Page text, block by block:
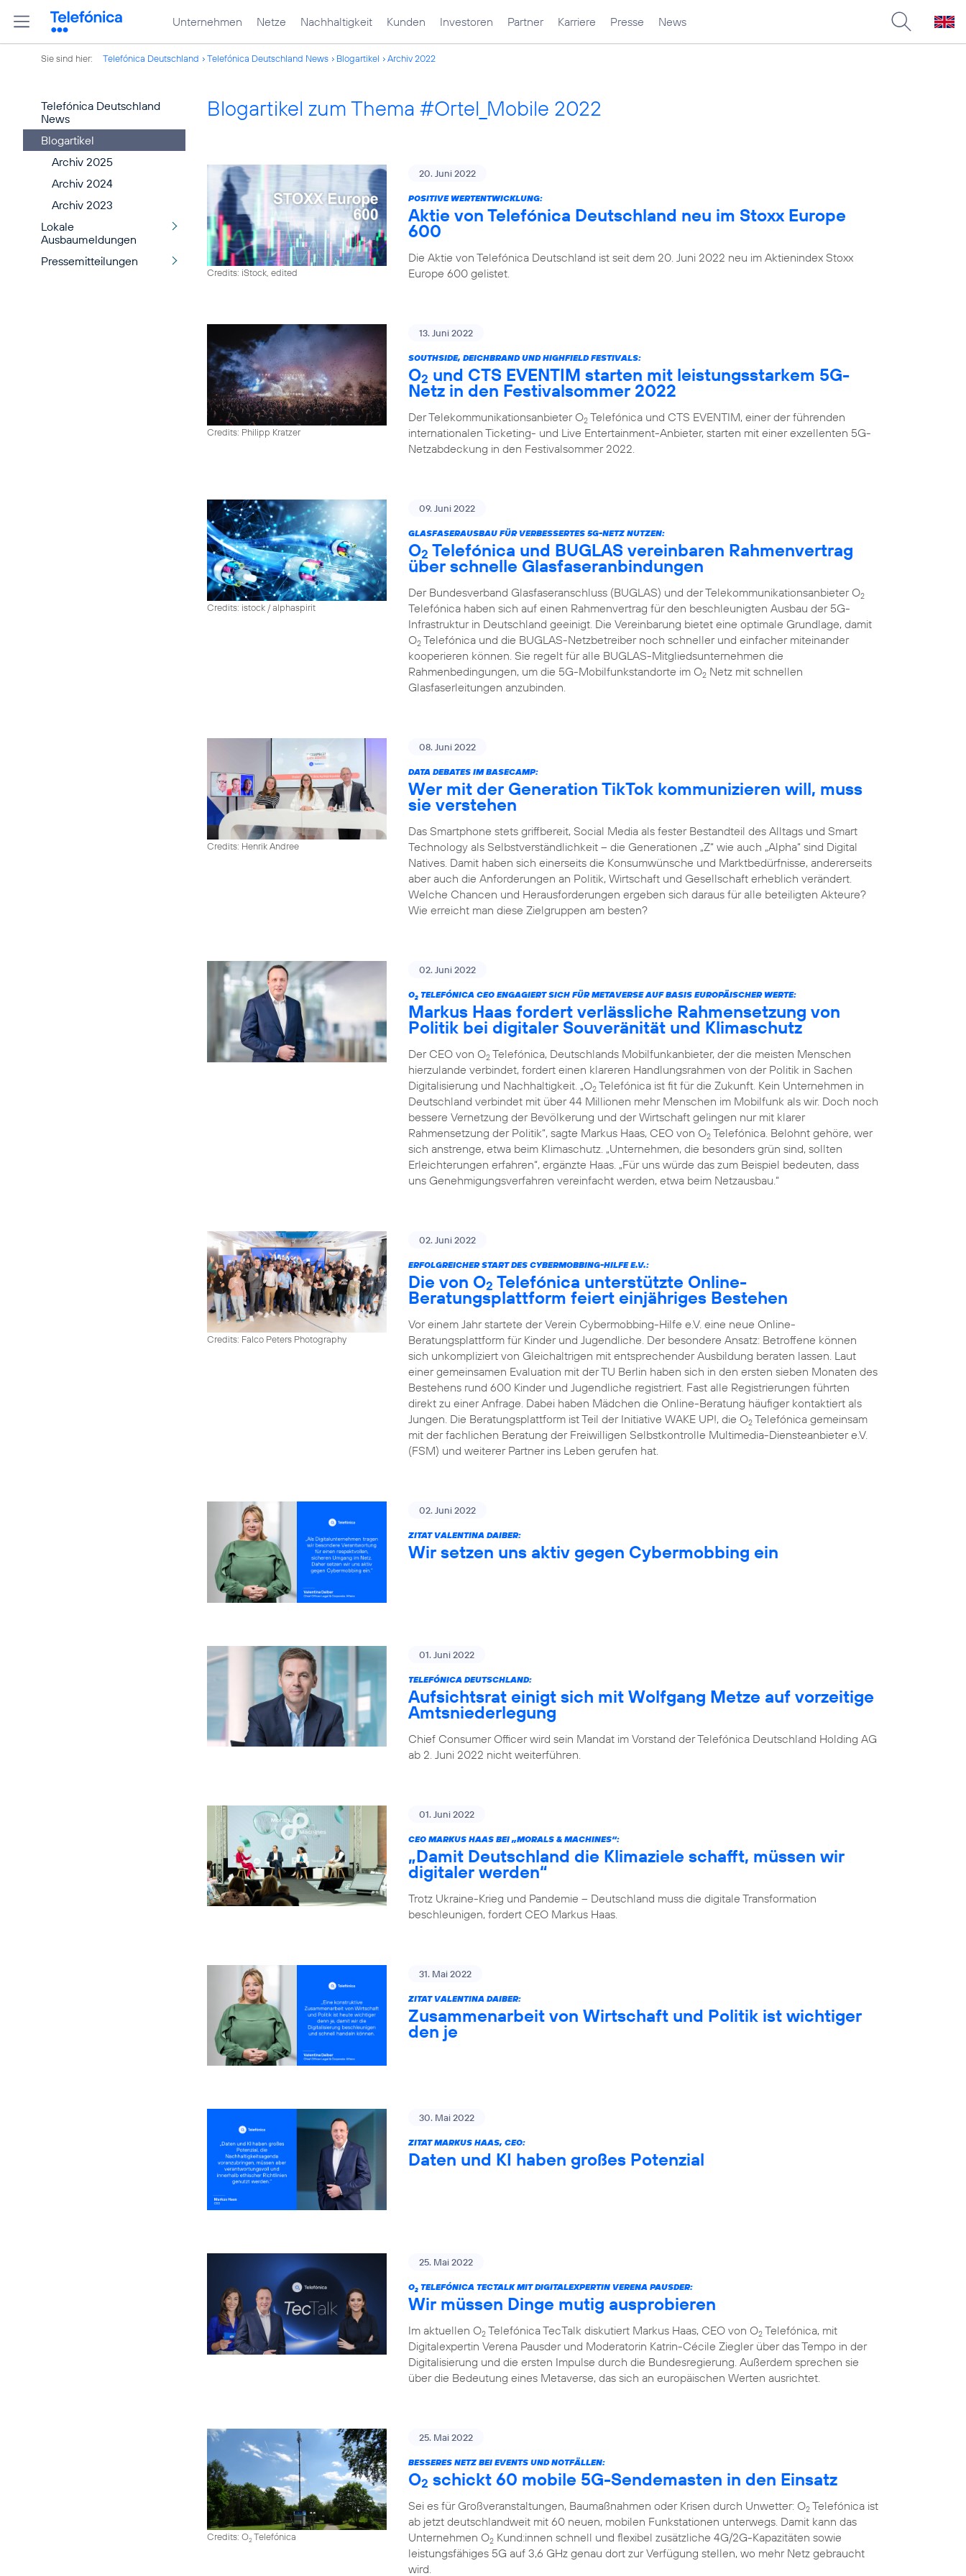
Unternehmen Netze Nachhaltigkeit Kunden Investoren Partner Karriere Presse News
Sie sind hier: Telefónica Deutschland Telefónica Deutschland News Blogartikel Archiv 2022
Telefónica Deutschland
News
Blogartikel
Archiv 2025
Archiv 2024
Archiv 2023
Lokale
Ausbaumeldungen
Pressemitteilungen
Blogartikel zum Thema #Ortel_Mobile 2022
Credits: iStock, edited
20. Juni 2022
POSITIVE WERTENTWICKLUNG:
Aktie von Telefónica Deutschland neu im Stoxx Europe
600
Die Aktie von Telefónica Deutschland ist seit dem 20. Juni 2022 neu im Aktienindex Stoxx
Europe 600 gelistet.
Credits: Philipp Kratzer
13. Juni 2022
SOUTHSIDE, DEICHBRAND UND HIGHFIELD FESTIVALS:
O2 und CTS EVENTIM starten mit leistungsstarkem 5G-
Netz in den Festivalsommer 2022
Der Telekommunikationsanbieter O2 Telefónica und CTS EVENTIM, einer der führenden
internationalen Ticketing- und Live Entertainment-Anbieter, starten mit einer exzellenten 5G-
Netzabdeckung in den Festivalsommer 2022.
Credits: istock / alphaspirit
09. Juni 2022
GLASFASERAUSBAU FÜR VERBESSERTES 5G-NETZ NUTZEN:
O2 Telefónica und BUGLAS vereinbaren Rahmenvertrag
über schnelle Glasfaseranbindungen
Der Bundesverband Glasfaseranschluss (BUGLAS) und der Telekommunikationsanbieter O2
Telefónica haben sich auf einen Rahmenvertrag für den beschleunigten Ausbau der 5G-
Infrastruktur in Deutschland geeinigt. Die Vereinbarung bietet eine optimale Grundlage, damit
O2 Telefónica und die BUGLAS-Netzbetreiber noch schneller und einfacher miteinander
kooperieren können. Sie regelt für alle BUGLAS-Mitgliedsunternehmen die
Rahmenbedingungen, um die 5G-Mobilfunkstandorte im O2 Netz mit schnellen
Glasfaserleitungen anzubinden.
Credits: Henrik Andree
08. Juni 2022
DATA DEBATES IM BASECAMP:
Wer mit der Generation TikTok kommunizieren will, muss
sie verstehen
Das Smartphone stets griffbereit, Social Media als fester Bestandteil des Alltags und Smart
Technology als Selbstverständlichkeit – die Generationen „Z“ wie auch „Alpha“ sind Digital
Natives. Damit haben sich einerseits die Konsumwünsche und Marktbedürfnisse, andererseits
aber auch die Anforderungen an Politik, Wirtschaft und Gesellschaft erheblich verändert.
Welche Chancen und Herausforderungen ergeben sich daraus für alle beteiligten Akteure?
Wie erreicht man diese Zielgruppen am besten?
02. Juni 2022
O2 TELEFÓNICA CEO ENGAGIERT SICH FÜR METAVERSE AUF BASIS EUROPÄISCHER WERTE:
Markus Haas fordert verlässliche Rahmensetzung von
Politik bei digitaler Souveränität und Klimaschutz
Der CEO von O2 Telefónica, Deutschlands Mobilfunkanbieter, der die meisten Menschen
hierzulande verbindet, fordert einen klareren Handlungsrahmen von der Politik in Sachen
Digitalisierung und Nachhaltigkeit. „O2 Telefónica ist fit für die Zukunft. Kein Unternehmen in
Deutschland verbindet mit über 44 Millionen mehr Menschen im Mobilfunk als wir. Doch noch
bessere Vernetzung der Bevölkerung und der Wirtschaft gelingen nur mit klarer
Rahmensetzung der Politik“, sagte Markus Haas, CEO von O2 Telefónica. Belohnt gehöre, wer
sich anstrenge, etwa beim Klimaschutz. „Unternehmen, die besonders grün sind, sollten
Erleichterungen erfahren“, ergänzte Haas. „Für uns würde das zum Beispiel bedeuten, dass
uns Genehmigungsverfahren vereinfacht werden, etwa beim Netzausbau.“
Credits: Falco Peters Photography
02. Juni 2022
ERFOLGREICHER START DES CYBERMOBBING-HILFE E.V.:
Die von O2 Telefónica unterstützte Online-
Beratungsplattform feiert einjähriges Bestehen
Vor einem Jahr startete der Verein Cybermobbing-Hilfe e.V. eine neue Online-
Beratungsplattform für Kinder und Jugendliche. Der besondere Ansatz: Betroffene können
sich unkompliziert von Gleichaltrigen mit entsprechender Ausbildung beraten lassen. Laut
einer gemeinsamen Evaluation mit der TU Berlin haben sich in den ersten sieben Monaten des
Bestehens rund 600 Kinder und Jugendliche registriert. Fast alle Registrierungen führten
direkt zu einer Anfrage. Dabei haben Mädchen die Online-Beratung häufiger kontaktiert als
Jungen. Die Beratungsplattform ist Teil der Initiative WAKE UP!, die O2 Telefónica gemeinsam
mit der fachlichen Beratung der Freiwilligen Selbstkontrolle Multimedia-Diensteanbieter e.V.
(FSM) und weiterer Partner ins Leben gerufen hat.
02. Juni 2022
ZITAT VALENTINA DAIBER:
Wir setzen uns aktiv gegen Cybermobbing ein
01. Juni 2022
TELEFÓNICA DEUTSCHLAND:
Aufsichtsrat einigt sich mit Wolfgang Metze auf vorzeitige
Amtsniederlegung
Chief Consumer Officer wird sein Mandat im Vorstand der Telefónica Deutschland Holding AG
ab 2. Juni 2022 nicht weiterführen.
01. Juni 2022
CEO MARKUS HAAS BEI „MORALS & MACHINES“:
„Damit Deutschland die Klimaziele schafft, müssen wir
digitaler werden“
Trotz Ukraine-Krieg und Pandemie – Deutschland muss die digitale Transformation
beschleunigen, fordert CEO Markus Haas.
31. Mai 2022
ZITAT VALENTINA DAIBER:
Zusammenarbeit von Wirtschaft und Politik ist wichtiger
den je
30. Mai 2022
ZITAT MARKUS HAAS, CEO:
Daten und KI haben großes Potenzial
25. Mai 2022
O2 TELEFÓNICA TECTALK MIT DIGITALEXPERTIN VERENA PAUSDER:
Wir müssen Dinge mutig ausprobieren
Im aktuellen O2 Telefónica TecTalk diskutiert Markus Haas, CEO von O2 Telefónica, mit
Digitalexpertin Verena Pausder und Moderatorin Katrin-Cécile Ziegler über das Tempo in der
Digitalisierung und die ersten Impulse durch die Bundesregierung. Außerdem sprechen sie
über die Bedeutung eines Metaverse, das sich an europäischen Werten ausrichtet.
Credits: O2Telefónica
25. Mai 2022
BESSERES NETZ BEI EVENTS UND NOTFÄLLEN:
O2 schickt 60 mobile 5G-Sendemasten in den Einsatz
Sei es für Großveranstaltungen, Baumaßnahmen oder Krisen durch Unwetter: O2 Telefónica ist
ab jetzt deutschlandweit mit 60 neuen, mobilen Funkstationen unterwegs. Damit kann das
Unternehmen O2 Kund:innen schnell und flexibel zusätzliche 4G/2G-Kapazitäten sowie
leistungsfähiges 5G auf 3,6 GHz genau dort zur Verfügung stellen, wo mehr Netz gebraucht
wird.